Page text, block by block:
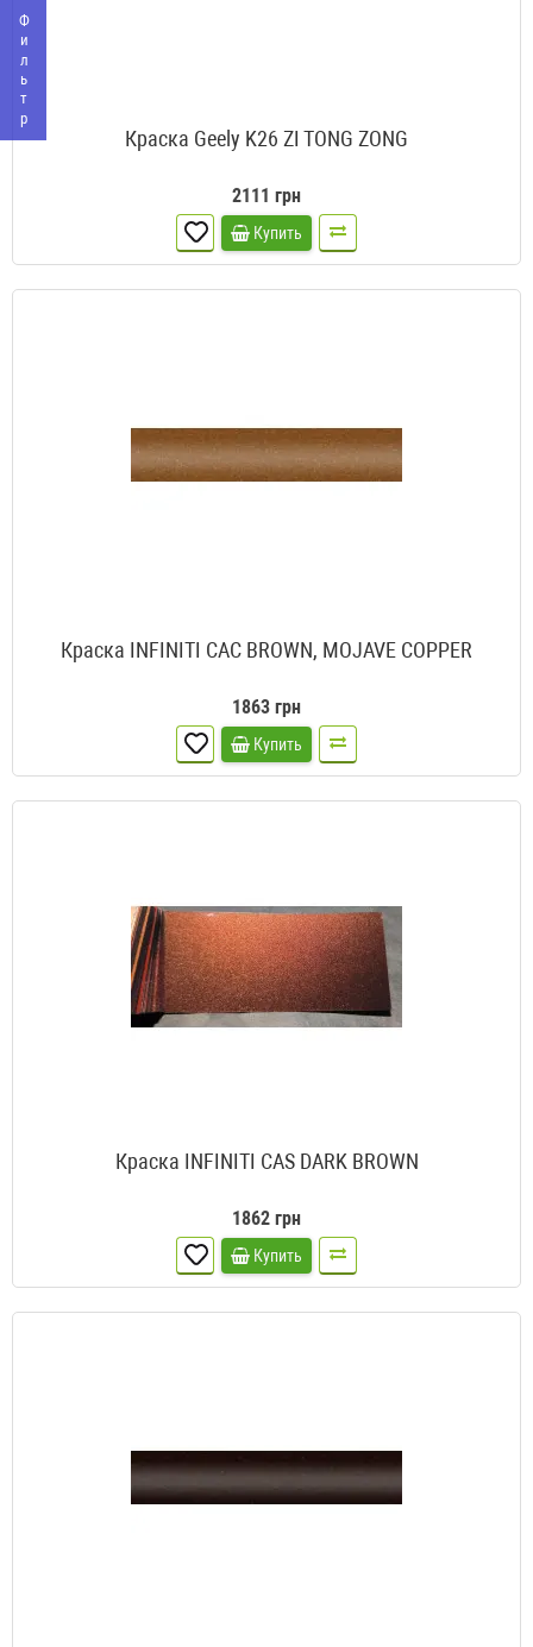
Фильтр
Краска Geely K26 ZI TONG ZONG
2111 грн
Купить
Краска INFINITI CAC BROWN, MOJAVE COPPER
1863 грн
Купить
Краска INFINITI CAS DARK BROWN
1862 грн
Купить